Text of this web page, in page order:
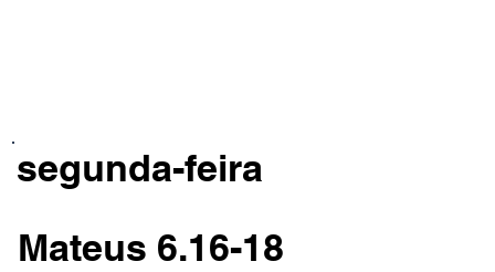
segunda-feira
Mateus 6.16-18